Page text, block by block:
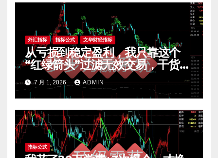
外汇指标 指标公式 文华财经指标
从亏损到稳定盈利，我只靠这个
“红绿箭头”过滤无效交易，干货全
公开 mt4指标
7 月 1, 2026 ADMIN
指标公式